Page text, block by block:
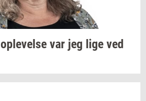
op­le­vel­se var jeg lige ved